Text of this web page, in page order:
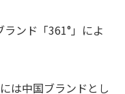
ンド「361°」によ
は中国ブランドとし